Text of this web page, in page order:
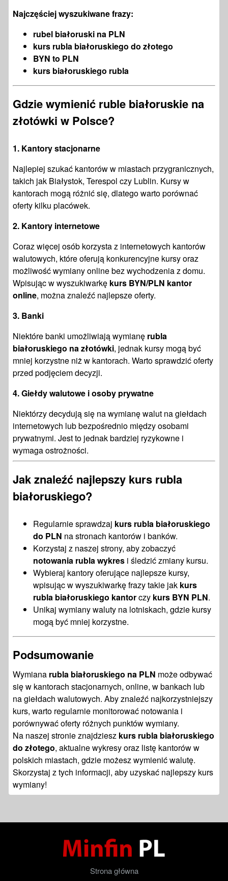
Najczęściej wyszukiwane frazy:
rubel białoruski na PLN
kurs rubla białoruskiego do złotego
BYN to PLN
kurs białoruskiego rubla
Gdzie wymienić ruble białoruskie na
złotówki w Polsce?
1. Kantory stacjonarne
Najlepiej szukać kantorów w miastach przygranicznych,
takich jak Białystok, Terespol czy Lublin. Kursy w
kantorach mogą różnić się, dlatego warto porównać
oferty kilku placówek.
2. Kantory internetowe
Coraz więcej osób korzysta z internetowych kantorów
walutowych, które oferują konkurencyjne kursy oraz
możliwość wymiany online bez wychodzenia z domu.
Wpisując w wyszukiwarkę kurs BYN/PLN kantor
online, można znaleźć najlepsze oferty.
3. Banki
Niektóre banki umożliwiają wymianę rubla
białoruskiego na złotówki, jednak kursy mogą być
mniej korzystne niż w kantorach. Warto sprawdzić oferty
przed podjęciem decyzji.
4.Giełdy walutowe i osoby prywatne
Niektórzy decydują się na wymianę walut na giełdach
internetowych lub bezpośrednio między osobami
prywatnymi. Jest to jednak bardziej ryzykowne i
wymaga ostrożności.
Jak znaleźć najlepszy kurs rubla
białoruskiego?
Regularnie sprawdzaj kurs rubla białoruskiego
do PLN na stronach kantorów i banków.
Korzystaj z naszej strony, aby zobaczyć
notowania rubla wykres i śledzić zmiany kursu.
Wybieraj kantory oferujące najlepsze kursy,
wpisując w wyszukiwarkę frazy takie jak kurs
rubla białoruskiego kantorczy kurs BYN PLN.
Unikaj wymiany waluty na lotniskach, gdzie kursy
mogą być mniej korzystne.
Podsumowanie
Wymiana rubla białoruskiego na PLN może odbywać
się w kantorach stacjonarnych, online, w bankach lub
na giełdach walutowych. Aby znaleźć najkorzystniejszy
kurs, warto regularnie monitorować notowania i
porównywać oferty różnych punktów wymiany.
Na naszej stronie znajdziesz kurs rubla białoruskiego
do złotego, aktualne wykresy oraz listę kantorów w
polskich miastach, gdzie możesz wymienić walutę.
Skorzystaj z tych informacji, aby uzyskać najlepszy kurs
wymiany!
Strona główna